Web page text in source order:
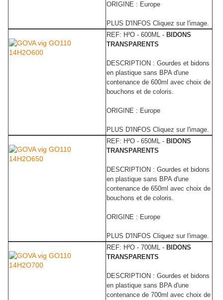
ORIGINE : Europe
PLUS D'INFOS Cliquez sur l'image.
REF: H²O - 600ML - BIDONS
TRANSPARENTS
DESCRIPTION : Gourdes et bidons
en plastique sans BPA d'une
contenance de 600ml avec choix de
bouchons et de coloris.
ORIGINE : Europe
PLUS D'INFOS Cliquez sur l'image.
REF: H²O - 650ML - BIDONS
TRANSPARENTS
DESCRIPTION : Gourdes et bidons
en plastique sans BPA d'une
contenance de 650ml avec choix de
bouchons et de coloris.
ORIGINE : Europe
PLUS D'INFOS Cliquez sur l'image.
REF: H²O - 700ML - BIDONS
TRANSPARENTS
DESCRIPTION : Gourdes et bidons
en plastique sans BPA d'une
contenance de 700ml avec choix de